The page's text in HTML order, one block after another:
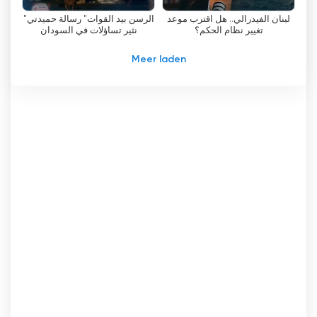
op het leveren van accurate informatie. Door
dit te doen heeft Al Hurra het vertrouwen
gewonnen van zijn kijkers, die op de zender
vertrouwen voor actueel nieuws en analyses.
"الرسن بيد القوات" رسالة حميدتي
نثير تساؤلات في السودان
لبنان الفيدرالي.. هل اقترب موعد
تغيير نظام الحكم؟
Meer laden